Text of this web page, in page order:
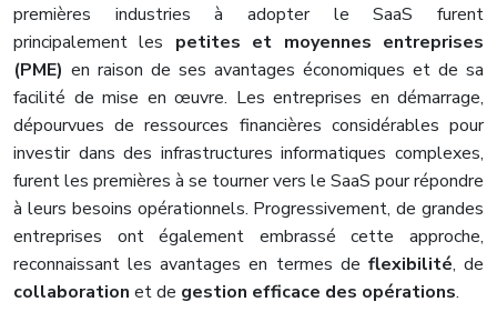
premières industries à adopter le SaaS furent
principalement les petites et moyennes entreprises
(PME) en raison de ses avantages économiques et de sa
facilité de mise en œuvre. Les entreprises en démarrage,
dépourvues de ressources financières considérables pour
investir dans des infrastructures informatiques complexes,
furent les premières à se tourner vers le SaaS pour répondre
à leurs besoins opérationnels. Progressivement, de grandes
entreprises ont également embrassé cette approche,
reconnaissant les avantages en termes de flexibilité, de
collaboration et de gestion efficace des opérations.